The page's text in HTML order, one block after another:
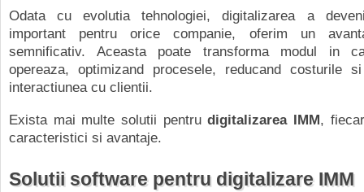
Odata cu evolutia tehnologiei, digitalizarea a
important pentru orice companie, oferim un
semnificativ. Aceasta poate transforma modul in
opereaza, optimizand procesele, reducand costurile
interactiunea cu clientii.
Exista mai multe solutii pentrudigitalizarea IMM,
caracteristici si avantaje.
Solutii software pentru digitalizare IMM